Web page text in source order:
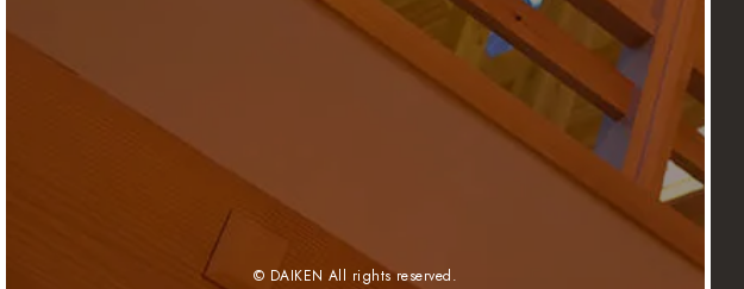
© DAIKEN All rights reserved.